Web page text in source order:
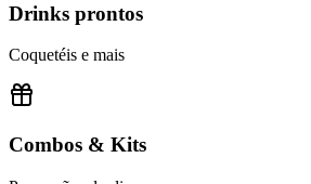
Drinks prontos
Coquetéis e mais
Combos & Kits